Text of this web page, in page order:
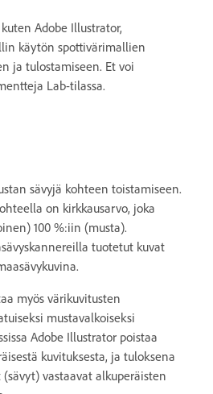
Adobe Illustrator,
käytön spottivärimallien
ja tulostamiseen. Et voi
Lab-tilassa.
sävyjä kohteen toistamiseen.
on kirkkausarvo, joka
100 %:iin (musta).
tuotetut kuvat
myös värikuvitusten
mustavalkoiseksi
Adobe Illustrator poistaa
kuvituksesta, ja tuloksena
vastaavat alkuperäisten